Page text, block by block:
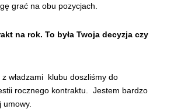
grać na obu pozycjach.
na rok. To była Twoja decyzja czy
władzami klubu doszliśmy do
rocznego kontraktu. Jestem bardzo